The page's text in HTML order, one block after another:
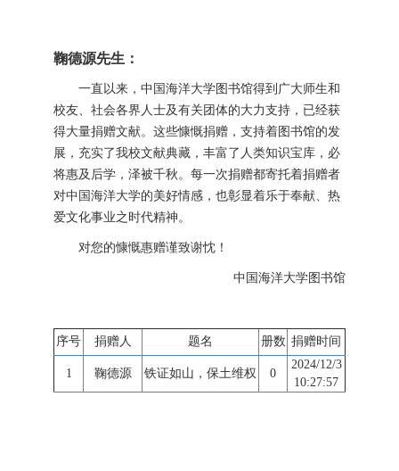
鞠德源先生：
一直以来，中国海洋大学图书馆得到广大师生和
校友、社会各界人士及有关团体的大力支持，已经获
得大量捐赠文献。这些慷慨捐赠，支持着图书馆的发
展，充实了我校文献典藏，丰富了人类知识宝库，必
将惠及后学，泽被千秋。每一次捐赠都寄托着捐赠者
对中国海洋大学的美好情感，也彰显着乐于奉献、热
爱文化事业之时代精神。
对您的慷慨惠赠谨致谢忱！
中国海洋大学图书馆
序号 捐赠人 题名 册数 捐赠时间
1 鞠德源 铁证如山，保土维权 0
2024/12/3
10:27:57